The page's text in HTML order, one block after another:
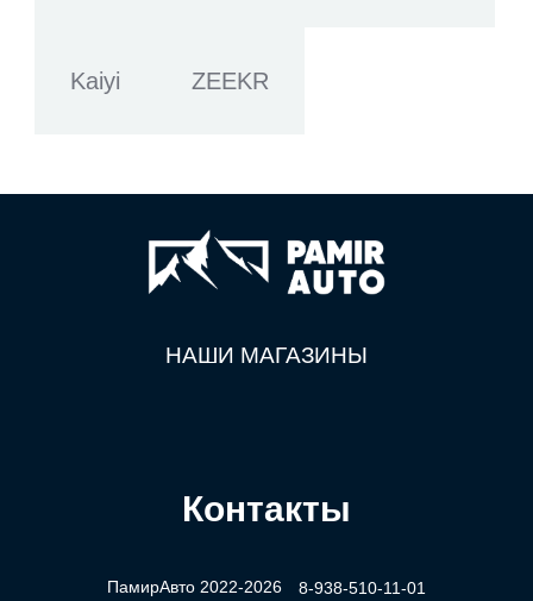
Kaiyi ZEEKR
НАШИ МАГАЗИНЫ
Контакты
ПамирАвто 2022-2026 8-938-510-11-01